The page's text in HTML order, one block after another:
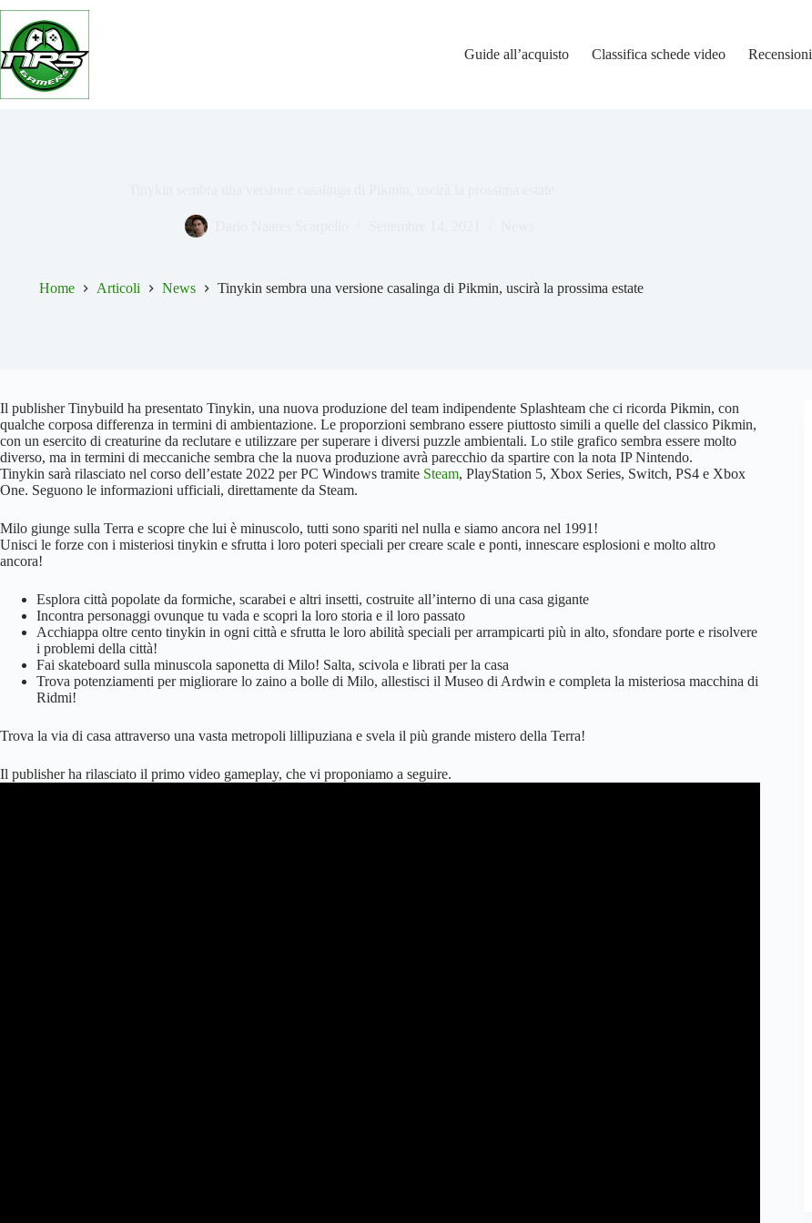
Salta
contenuto
Guide all’acquisto
Classifica schede video Recensioni
Home Articoli News Tinykin sembra una versione casalinga di Pikmin, uscirà la prossima estate
Il publisher Tinybuild ha presentato Tinykin, una nuova produzione del team indipendente Splashteam che ci ricorda Pikmin, con
qualche corposa differenza in termini di ambientazione. Le proporzioni sembrano essere piuttosto simili a quelle del classico Pikmin,
con un esercito di creaturine da reclutare e utilizzare per superare i diversi puzzle ambientali. Lo stile grafico sembra essere molto
diverso, ma in termini di meccaniche sembra che la nuova produzione avrà parecchio da spartire con la nota IP Nintendo.
Tinykin sarà rilasciato nel corso dell’estate 2022 per PC Windows tramite Steam, PlayStation 5, Xbox Series, Switch, PS4 e Xbox
One. Seguono le informazioni ufficiali, direttamente da Steam.
Milo giunge sulla Terra e scopre che lui è minuscolo, tutti sono spariti nel nulla e siamo ancora nel 1991!
Unisci le forze con i misteriosi tinykin e sfrutta i loro poteri speciali per creare scale e ponti, innescare esplosioni e molto altro
ancora!
Esplora città popolate da formiche, scarabei e altri insetti, costruite all’interno di una casa gigante
Incontra personaggi ovunque tu vada e scopri la loro storia e il loro passato
Acchiappa oltre cento tinykin in ogni città e sfrutta le loro abilità speciali per arrampicarti più in alto, sfondare porte e risolvere
i problemi della città!
Fai skateboard sulla minuscola saponetta di Milo! Salta, scivola e librati per la casa
Trova potenziamenti per migliorare lo zaino a bolle di Milo, allestisci il Museo di Ardwin e completa la misteriosa macchina di
Ridmi!
Trova la via di casa attraverso una vasta metropoli lillipuziana e svela il più grande mistero della Terra!
Il publisher ha rilasciato il primo video gameplay, che vi proponiamo a seguire.